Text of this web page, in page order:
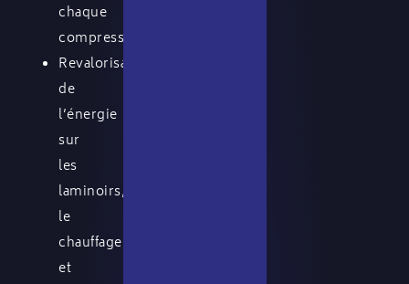
chaque
compresseur
Revalorisation
de
l’énergie
sur
les
laminoirs,
le
chauffage
et